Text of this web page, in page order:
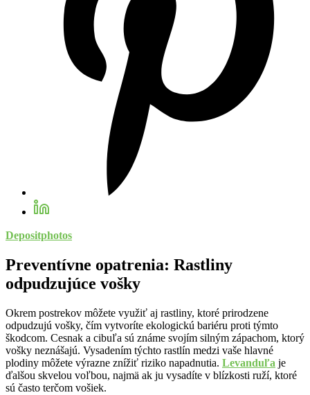
Depositphotos
Preventívne opatrenia: Rastliny
odpudzujúce vošky
Okrem postrekov môžete využiť aj rastliny, ktoré prirodzene
odpudzujú vošky, čím vytvoríte ekologickú bariéru proti týmto
škodcom. Cesnak a cibuľa sú známe svojím silným zápachom, ktorý
vošky neznášajú. Vysadením týchto rastlín medzi vaše hlavné
plodiny môžete výrazne znížiť riziko napadnutia. Levanduľa je
ďalšou skvelou voľbou, najmä ak ju vysadíte v blízkosti ruží, ktoré
sú často terčom vošiek.